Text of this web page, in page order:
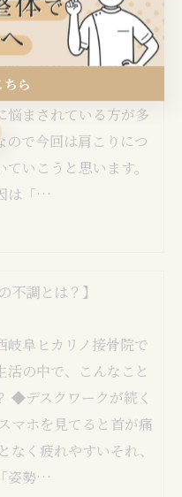
肩ですか？
岐阜ヒカリノ接骨院の
近の新規の患者様で多
悩まされている方が多
ので今回は肩こりにつ
いこうと思います。
は「…
不調とは？】
岐阜ヒカリノ接骨院で
活の中で、こんなこと
◆デスクワークが続く
マホを見てると首が痛
なく疲れやすいそれ、
姿勢…
ちら
ちら